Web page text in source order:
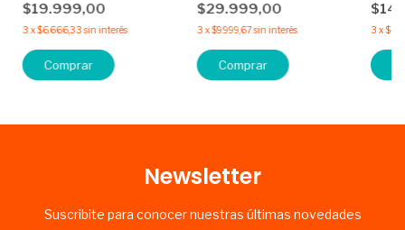
$19.999,00
3 x$6.666,33 sin interés
Comprar
$29.999,00
3 x$9.999,67sin interés
Comprar
3 x
Newsletter
Suscribite para conocer nuestras últimas novedades